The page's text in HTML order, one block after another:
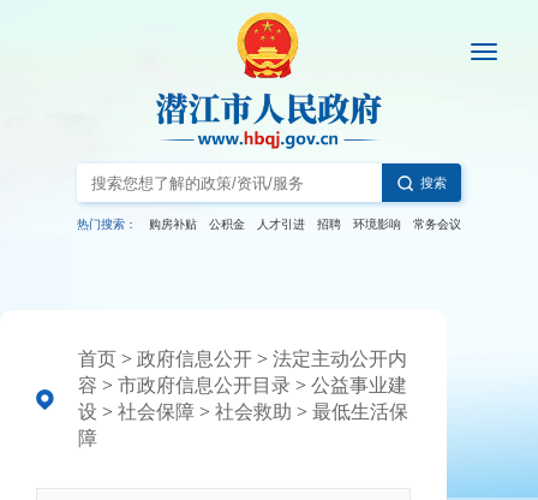
搜索
热门搜索： 购房补贴 公积金 人才引进 招聘 环境影响 常务会议
首页 > 政府信息公开 > 法定主动公开内
容 > 市政府信息公开目录 > 公益事业建
设 > 社会保障 > 社会救助 > 最低生活保
障